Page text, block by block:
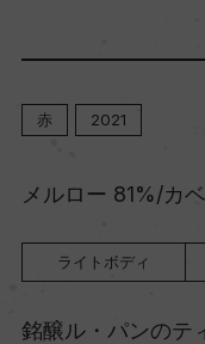
赤 2021
メルロー 81%/カ
ライトボディ
銘醸ル・パンのテ